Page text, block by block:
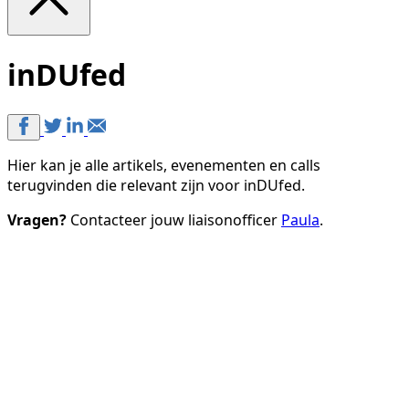
inDUfed
Hier kan je alle artikels, evenementen en calls
terugvinden die relevant zijn voor inDUfed.
Vragen? Contacteer jouw liaisonofficer Paula.